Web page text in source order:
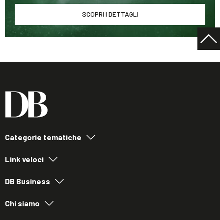
SCOPRI I DETTAGLI
Categorie tematiche
Link veloci
DB Business
Chi siamo